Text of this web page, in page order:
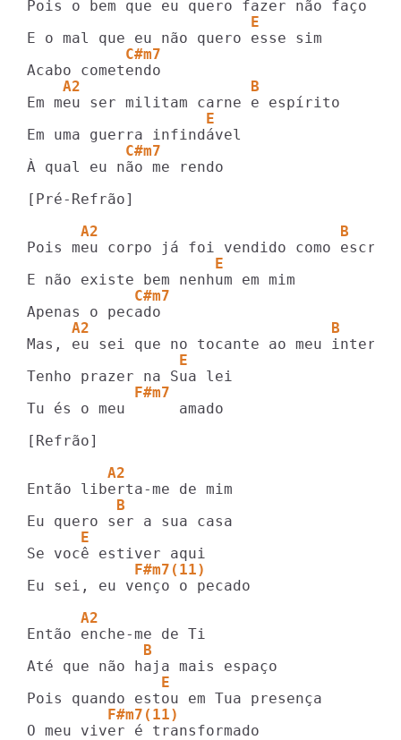
                         E
           C#m7
    A2                   B
                    E
           C#m7
À qual eu não me rendo
[Pré-Refrão]
      A2                           B
                     E
            C#m7
     A2                           B
                 E
            F#m7
Tu és o meu      amado
[Refrão]
         A2
          B
      E
            F#m7(11)
Eu sei, eu venço o pecado
      A2
             B
               E
         F#m7(11)
O meu viver é transformado